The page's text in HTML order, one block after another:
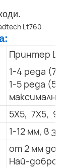
Принтер LT
1-4 реда
1-5 реда
максимална
5X5, 7X5,
1-12 мм, в
от 2 мм до
Най-добро: